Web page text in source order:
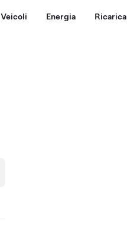
Veicoli Energia Ricarica